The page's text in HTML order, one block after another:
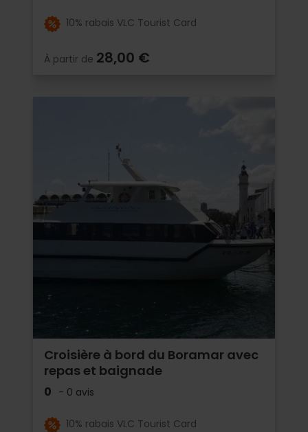
10% rabais VLC Tourist Card
À partir de 28,00 €
Croisière à bord du Boramar avec
repas et baignade
0 - 0 avis
10% rabais VLC Tourist Card